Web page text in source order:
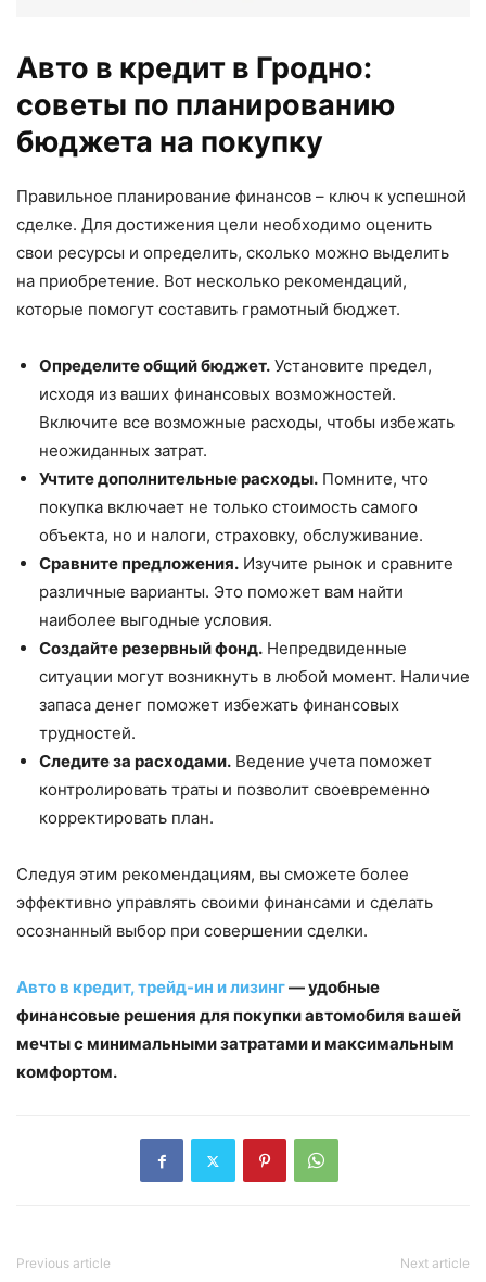
Авто в кредит в Гродно:
советы по планированию
бюджета на покупку
Правильное планирование финансов – ключ к успешной
сделке. Для достижения цели необходимо оценить
свои ресурсы и определить, сколько можно выделить
на приобретение. Вот несколько рекомендаций,
которые помогут составить грамотный бюджет.
Определите общий бюджет. Установите предел,
исходя из ваших финансовых возможностей.
Включите все возможные расходы, чтобы избежать
неожиданных затрат.
Учтите дополнительные расходы. Помните, что
покупка включает не только стоимость самого
объекта, но и налоги, страховку, обслуживание.
Сравните предложения. Изучите рынок и сравните
различные варианты. Это поможет вам найти
наиболее выгодные условия.
Создайте резервный фонд. Непредвиденные
ситуации могут возникнуть в любой момент. Наличие
запаса денег поможет избежать финансовых
трудностей.
Следите за расходами. Ведение учета поможет
контролировать траты и позволит своевременно
корректировать план.
Следуя этим рекомендациям, вы сможете более
эффективно управлять своими финансами и сделать
осознанный выбор при совершении сделки.
Авто в кредит, трейд-ин и лизинг— удобные
финансовые решения для покупки автомобиля вашей
мечты с минимальными затратами и максимальным
комфортом.
Previous article Next article